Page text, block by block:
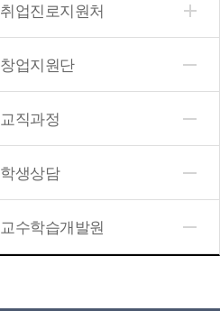
취업진로지원처
창업지원단
교직과정
학생상담
교수학습개발원